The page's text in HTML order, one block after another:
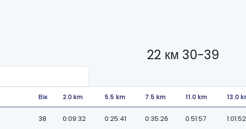
22 км 30-39
Вік 2.0 km 5.5 km 7.5 km 11.0 km 13.0
38 0:09:32 0:25:41 0:35:26 0:51:57 1:01:52